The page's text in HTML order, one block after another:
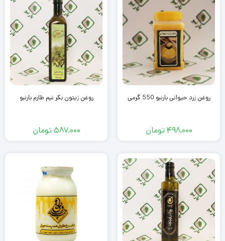
روغن زرد حیوانی بارنبو 550 گرمی
498,000 تومان
روغن زیتون بکر نیم طارم بارنبو
587,000تومان